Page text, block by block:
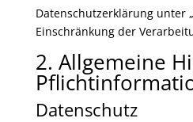
Datenschutzerklärung unter
Einschränkung der
2. Allgemeine
Datenschutz